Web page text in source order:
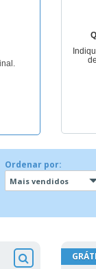
Ordenar por:
Mais vendidos